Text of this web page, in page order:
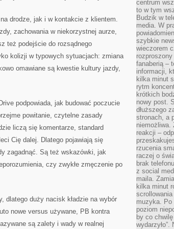
drodze, jak i w kontakcie z klientem.
zachowania w niekorzystnej aurze,
też podejście do rozsądnego
kolizji w typowych sytuacjach: zmiana
omawiane są kwestie kultury jazdy,
podpowiada, jak budować poczucie
powitanie, czytelne zasady
liczą się komentarze, standard
Cię dalej. Dlatego pojawiają się
zagadnąć. Są też wskazówki, jak
czy zwykłe zmęczenie po
dlatego duży nacisk kładzie na wybór
nowe versus używane, PB kontra
są zalety i wady w realnej
centrum
to w tym
Budzik w
media. W
szybkie
wieczorem
fanaberią –
informacji,
kilka minut
rytm
krótkich
nowy post.
dłuższego
stronach, a
niemożliwa.
reakcji –
rzucenia
raczej o
brak
z social
maila.
kilka minut
muzyka. Po
poziom
by co